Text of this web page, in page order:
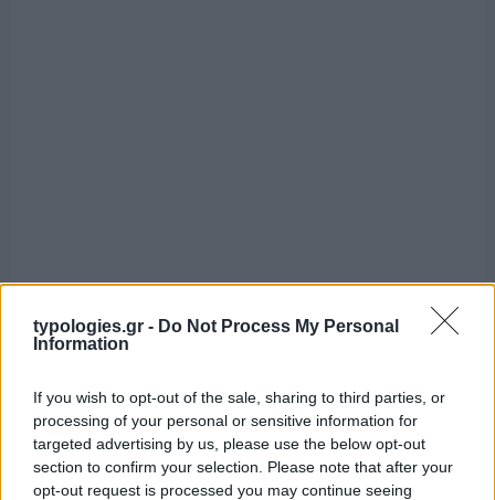
typologies.gr - Do Not Process My Personal
Information
If you wish to opt-out of the sale, sharing to third parties, or
processing of your personal or sensitive information for
targeted advertising by us, please use the below opt-out
section to confirm your selection. Please note that after your
opt-out request is processed you may continue seeing